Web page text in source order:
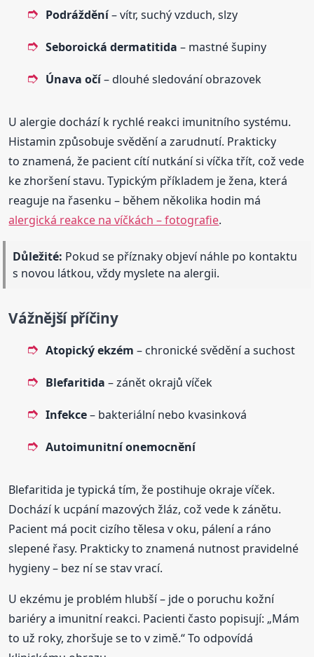
Podráždění– vítr, suchý vzduch, slzy
Seboroická dermatitida – mastné šupiny
Únava očí– dlouhé sledování obrazovek
U alergie dochází k rychlé reakci imunitního systému.
Histamin způsobuje svědění a zarudnutí. Prakticky
to znamená, že pacient cítí nutkání si víčka třít, což vede
ke zhoršení stavu. Typickým příkladem je žena, která
reaguje na řasenku – během několika hodin má
alergická reakce na víčkách – fotografie.
Důležité: Pokud se příznaky objeví náhle po kontaktu
s novou látkou, vždy myslete na alergii.
Vážnější příčiny
Atopický ekzém – chronické svědění a suchost
Blefaritida – zánět okrajů víček
Infekce– bakteriální nebo kvasinková
Autoimunitní onemocnění
Blefaritida je typická tím, že postihuje okraje víček.
Dochází k ucpání mazových žláz, což vede k zánětu.
Pacient má pocit cizího tělesa v oku, pálení a ráno
slepené řasy. Prakticky to znamená nutnost pravidelné
hygieny – bez ní se stav vrací.
U ekzému je problém hlubší – jde o poruchu kožní
bariéry a imunitní reakci. Pacienti často popisují: „Mám
to už roky, zhoršuje se to v zimě.“ To odpovídá